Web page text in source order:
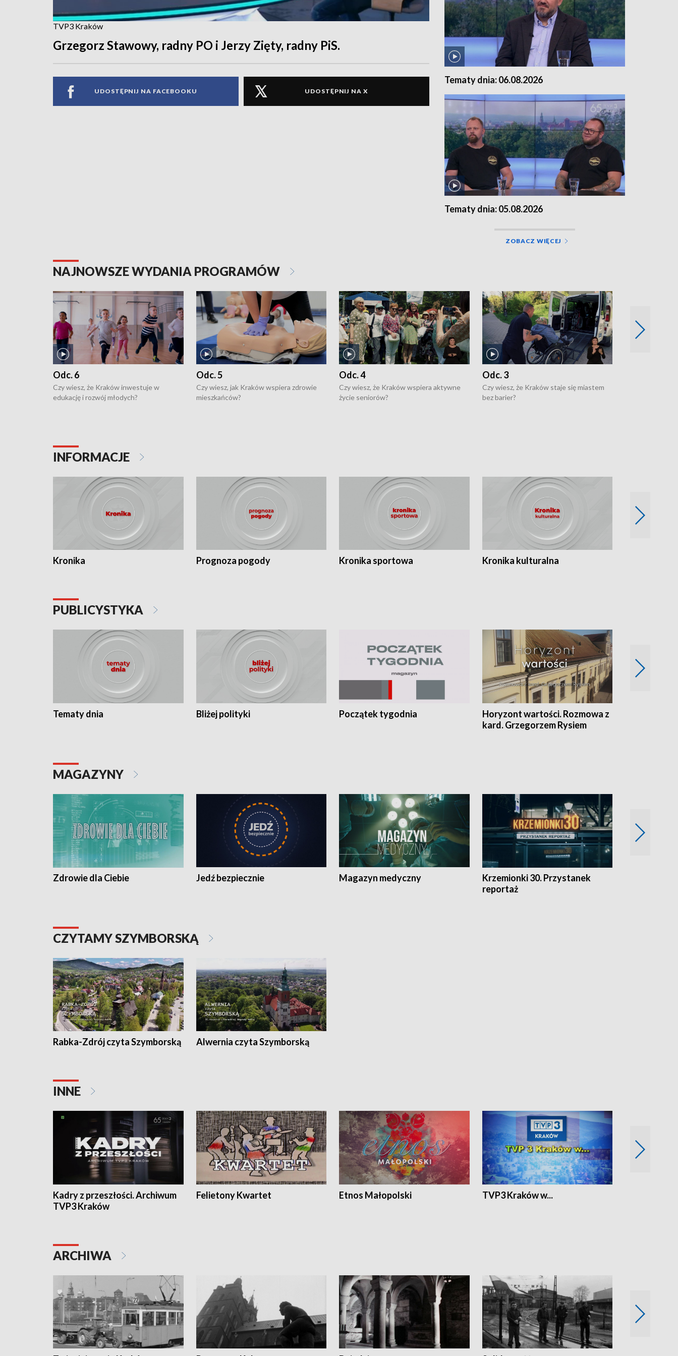
TVP3 Kraków
Grzegorz Stawowy, radny PO i Jerzy Zięty, radny PiS.
UDOSTĘPNIJ NA FACEBOOKU UDOSTĘPNIJ NA X
Tematy dnia: 06.08.2026
Tematy dnia: 05.08.2026
ZOBACZ WIĘCEJ
NAJNOWSZE WYDANIA PROGRAMÓW
Odc. 6
Czy wiesz, że Kraków inwestuje w
edukację i rozwój młodych?
Odc. 5
Czy wiesz, jak Kraków wspiera zdrowie
mieszkańców?
Odc. 4
Czy wiesz, że Kraków wspiera aktywne
życie seniorów?
Odc. 3
Czy wiesz, że Kraków staje się miastem
bez barier?
INFORMACJE
Kronika Prognoza pogody Kronika sportowa Kronika kulturalna
PUBLICYSTYKA
Tematy dnia Bliżej polityki Początek tygodnia
Horyzont wartości. Rozmowa z
kard. Grzegorzem Rysiem
MAGAZYNY
Zdrowie dla Ciebie Jedź bezpiecznie Magazyn medyczny
Krzemionki 30. Przystanek
reportaż
CZYTAMY SZYMBORSKĄ
Rabka-Zdrój czyta Szymborską Alwernia czyta Szymborską
INNE
Kadry z przeszłości. Archiwum
TVP3 Kraków
Felietony Kwartet Etnos Małopolski TVP3 Kraków w...
ARCHIWA